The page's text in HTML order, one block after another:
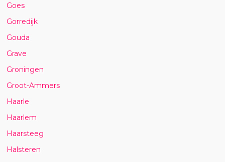
Goes
Gorredijk
Gouda
Grave
Groningen
Groot-Ammers
Haarle
Haarlem
Haarsteeg
Halsteren